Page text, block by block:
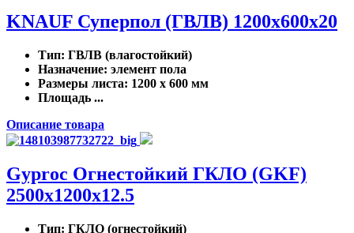
KNAUF Суперпол (ГВЛВ) 1200х600х20
Тип: ГВЛВ (влагостойкий)
Назначение: элемент пола
Размеры листа: 1200 x 600 мм
Площадь ...
Описание товара
Gyproc Огнестойкий ГКЛО (GKF)
2500x1200x12.5
Тип: ГКЛО (огнестойкий)